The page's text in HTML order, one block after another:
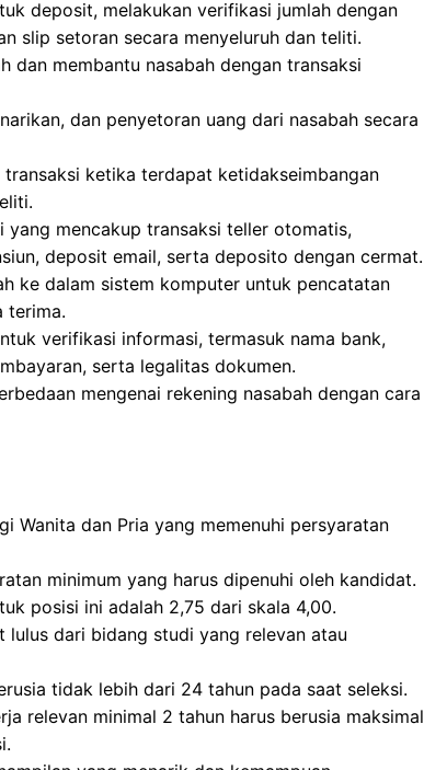
deposit, melakukan verifikasi jumlah dengan
slip setoran secara menyeluruh dan teliti.
dan membantu nasabah dengan transaksi
dan penyetoran uang dari nasabah secara
ketika terdapat ketidakseimbangan
yang mencakup transaksi teller otomatis,
deposit email, serta deposito dengan cermat.
ke dalam sistem komputer untuk pencatatan
terima.
verifikasi informasi, termasuk nama bank,
serta legalitas dokumen.
mengenai rekening nasabah dengan cara
Wanita dan Pria yang memenuhi persyaratan
minimum yang harus dipenuhi oleh kandidat.
posisi ini adalah 2,75 dari skala 4,00.
lulus dari bidang studi yang relevan atau
tidak lebih dari 24 tahun pada saat seleksi.
relevan minimal 2 tahun harus berusia maksimal